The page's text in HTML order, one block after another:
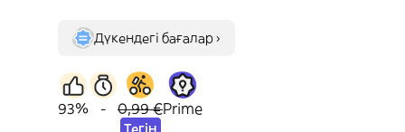
Дүкендегі бағалар ›
93% - 0,99 €
Тегін
Prime